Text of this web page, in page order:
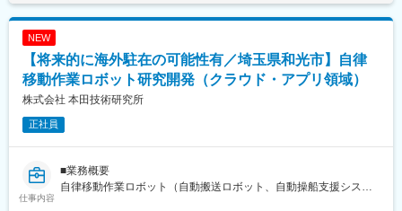
・要件／設計検討および検証の高効率化のためのSILS／HILS環境
構築
入社後は、新商品である自動芝刈機や自律移動台車、既存商品で
仕様検討時はお客様の要望要求獲得のため、現地調査や海外拠点
を含む事業部門との整合業務、実装段階時は外部ベンダー様との
NEW
【将来的に海外駐在の可能性有／埼玉県和光市】自律
移動作業ロボット研究開発（クラウド・アプリ領域）
株式会社 本田技術研究所
正社員
仕事内容
■業務概要
自律移動作業ロボット（自動搬送ロボット、自動操船支援システ